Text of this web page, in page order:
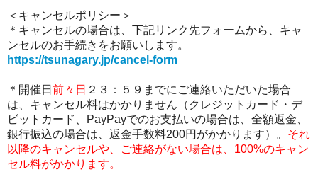
＜キャンセルポリシー＞
＊キャンセルの場合は、下記リンク先フォームから、キャ
ンセルのお手続きをお願いします。
https://tsunagary.jp/cancel-form
＊開催日 前々日 ２３：５９までにご連絡いただいた場合
は、キャンセル料はかかりません（クレジットカード・デ
ビットカード、PayPayでのお支払いの場合は、全額返金、
銀行振込の場合は、返金手数料200円がかかります）。 それ
以降のキャンセルや、ご連絡がない場合は、100%のキャン
セル料がかかります。